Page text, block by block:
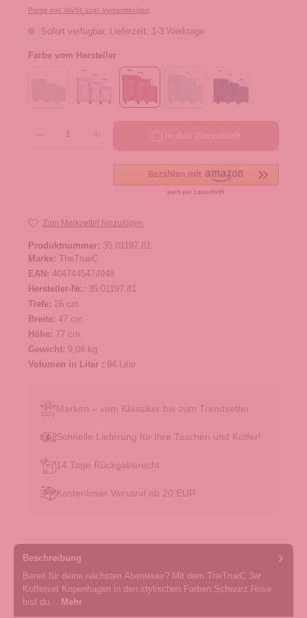
Preise inkl. MwSt. zzgl. Versandkosten
Sofort verfügbar, Lieferzeit: 1-3 Werktage
Farbe vom Hersteller
Zum Merkzettel hinzufügen
Produktnummer: 35.01197.81
Marke: TheTrueC
EAN: 4047445474948
Hersteller-Nr.: 35.01197.81
Tiefe: 26 cm
Breite: 47 cm
Höhe: 77 cm
Gewicht: 9,08 kg
Volumen in Liter : 94 Liter
Marken – vom Klassiker bis zum Trendsetter
Schnelle Lieferung für Ihre Taschen und Koffer!
14 Tage Rückgaberecht
Kostenloser Versand ab 20 EUR
Beschreibung
Bereit für deine nächsten Abenteuer? Mit dem TheTrueC 3er
Kofferset Kopenhagen in den stylischen Farben Schwarz Rose
bist du…
Mehr